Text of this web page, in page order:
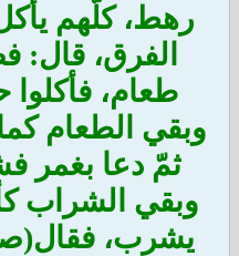
رهط، كلّهم
الفرق، قال:
طعام،
وبقي الطعام
ثمّ دعا بغمر
وبقي الشراب
يشرب،